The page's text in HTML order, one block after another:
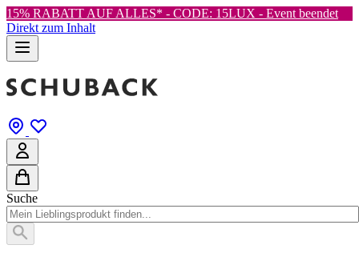
15% RABATT AUF ALLES* - CODE: 15LUX - Event beendet
Direkt zum Inhalt
Suche